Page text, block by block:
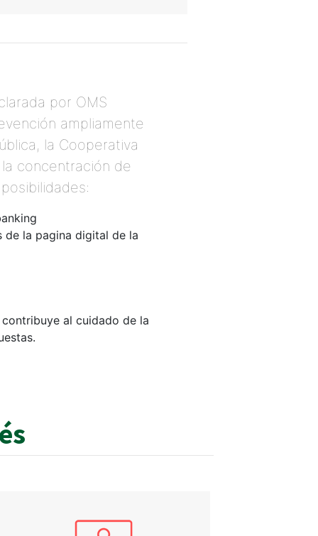
por OMS
ampliamente
la Cooperativa
concentración de
de la pagina digital de la
al cuidado de la